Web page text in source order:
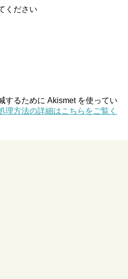
ください
するために Akismet を使ってい
理方法の詳細はこちらをご覧く